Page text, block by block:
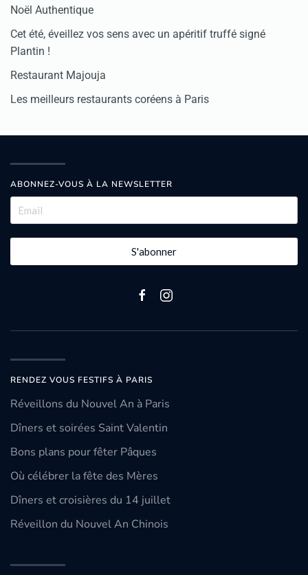
Noël Authentique
Cet été, éveillez vos sens avec un apéritif truffé signé
Plantin !
Restaurant Majouja
Les meilleurs restaurants coréens à Paris
ABONNEZ-VOUS À LA NEWSLETTER
S'abonner
RENDEZ VOUS FESTIFS À PARIS
Réveillons du Nouvel An à Paris
Dîners et soirées Saint Valentin
Bons plans pour fêter Pâques
Où célébrer la fête des Mères
Dîners et croisières du 14 juillet
Réveillon du Nouvel An Chinois